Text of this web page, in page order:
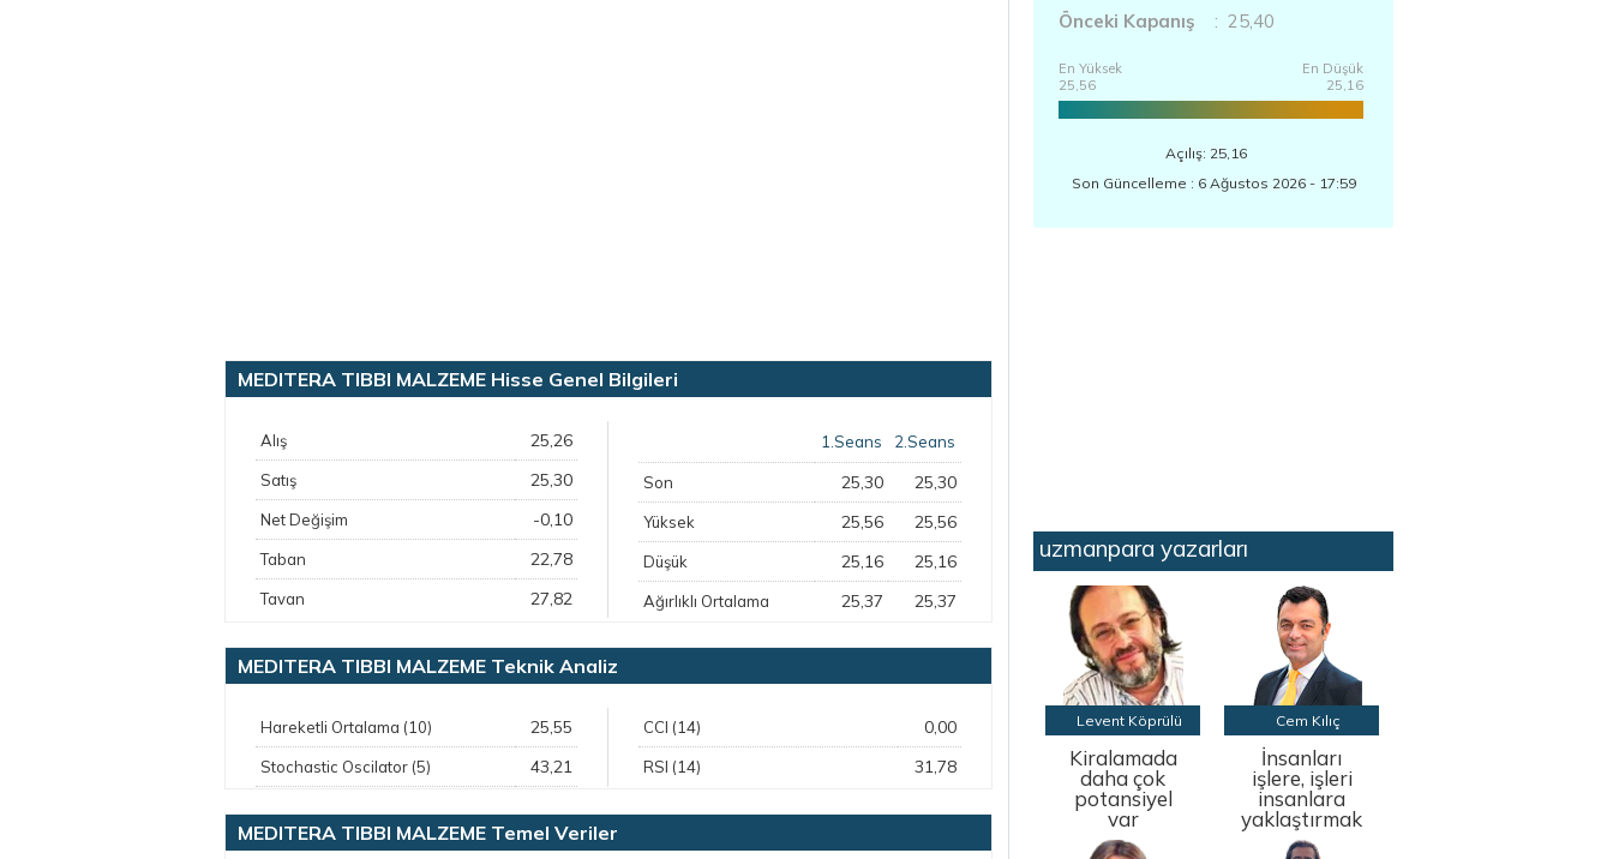
MEDITERA TIBBI MALZEME Hisse Genel Bilgileri
Alış 25,26
Satış 25,30
Net Değişim -0,10
Taban 22,78
Tavan 27,82
1.Seans 2.Seans
Son 25,30 25,30
Yüksek 25,56 25,56
Düşük 25,16 25,16
Ağırlıklı Ortalama 25,37 25,37
MEDITERA TIBBI MALZEME Teknik Analiz
Hareketli Ortalama (10) 25,55
Stochastic Oscilator (5) 43,21
CCI (14) 0,00
RSI (14) 31,78
MEDITERA TIBBI MALZEME Temel Veriler
Önceki Kapanış
: 25,40
En Yüksek
25,56
En Düşük
25,16
Açılış: 25,16
Son Güncelleme : 6 Ağustos 2026 - 17:59
uzmanpara yazarları
Levent Köprülü
Kiralamada
daha çok
potansiyel
var
Cem Kılıç
İnsanları
işlere, işleri
insanlara
yaklaştırmak